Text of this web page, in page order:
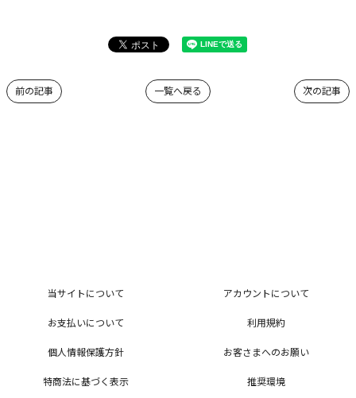
次の記事
一覧へ戻る
前の記事
当サイトについて アカウントについて
お支払いについて 利用規約
個人情報保護方針 お客さまへのお願い
特商法に基づく表示 推奨環境